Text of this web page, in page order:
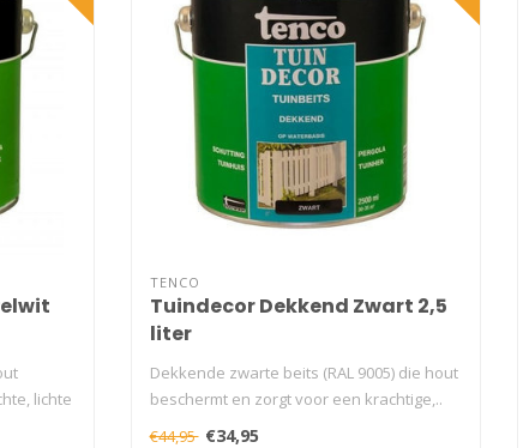
lichte
TENCO
Tuindecor Dekkend Zwart 2,5
liter
Dekkende zwarte beits (RAL 9005) die hout
beschermt en zorgt voor een krachtige,..
€44,95 €34,95